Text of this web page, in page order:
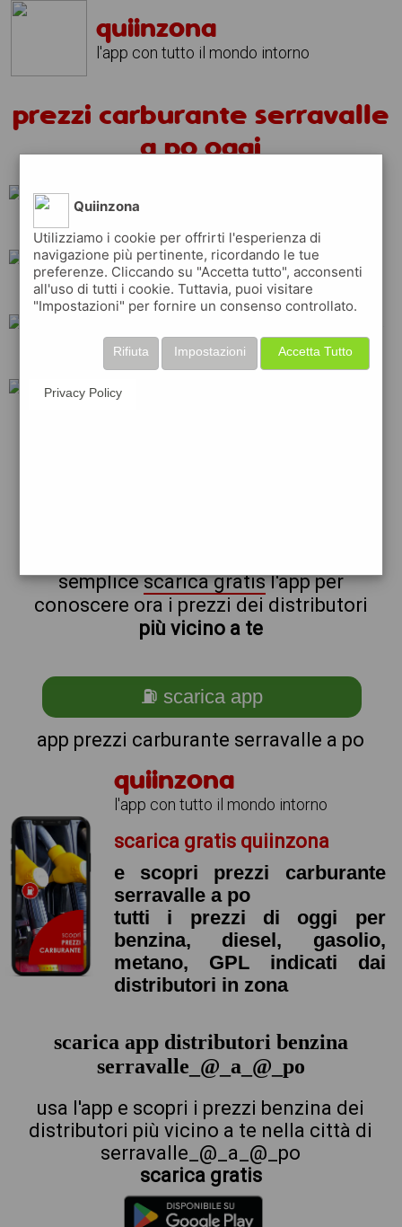
quiinzona
l'app con tutto il mondo intorno
prezzi carburante serravalle
a po oggi
shell
q8 erg esso
repsol eni
semplicescarica gratisl'app per
conoscere ora i prezzi dei distributori
più vicino a te
⛽ scarica app
app prezzi carburante serravalle a po
quiinzona
l'app con tutto il mondo intorno
scarica gratis quiinzona
e scopri prezzi carburante
serravalle a po
tutti i prezzi di oggi per
benzina, diesel, gasolio,
metano, GPL indicati dai
distributori in zona
scarica app distributori benzina
serravalle_@_a_@_po
usa l'app e scopri i prezzi benzina dei
distributori più vicino a te nella città di
serravalle_@_a_@_po
scarica gratis
Quiinzona
Utilizziamo i cookie per offrirti l'esperienza di
navigazione più pertinente, ricordando le tue
preferenze. Cliccando su "Accetta tutto", acconsenti
all'uso di tutti i cookie. Tuttavia, puoi visitare
"Impostazioni" per fornire un consenso controllato.
Accetta Tutto
Impostazioni
Rifiuta
Privacy Policy